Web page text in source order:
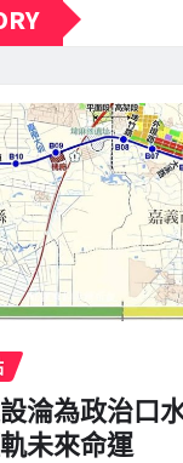
淪為政治口
未來命運